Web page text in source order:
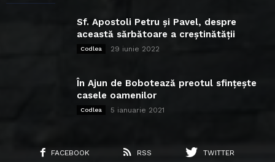
Sf. Apostoli Petru și Pavel, despre
această sărbătoare a creștinătății
Codlea 29 iunie 2022
În Ajun de Bobotează preotul sfințește
casele oamenilor
Codlea 5 ianuarie 2021
FACEBOOK RSS
TWITTER